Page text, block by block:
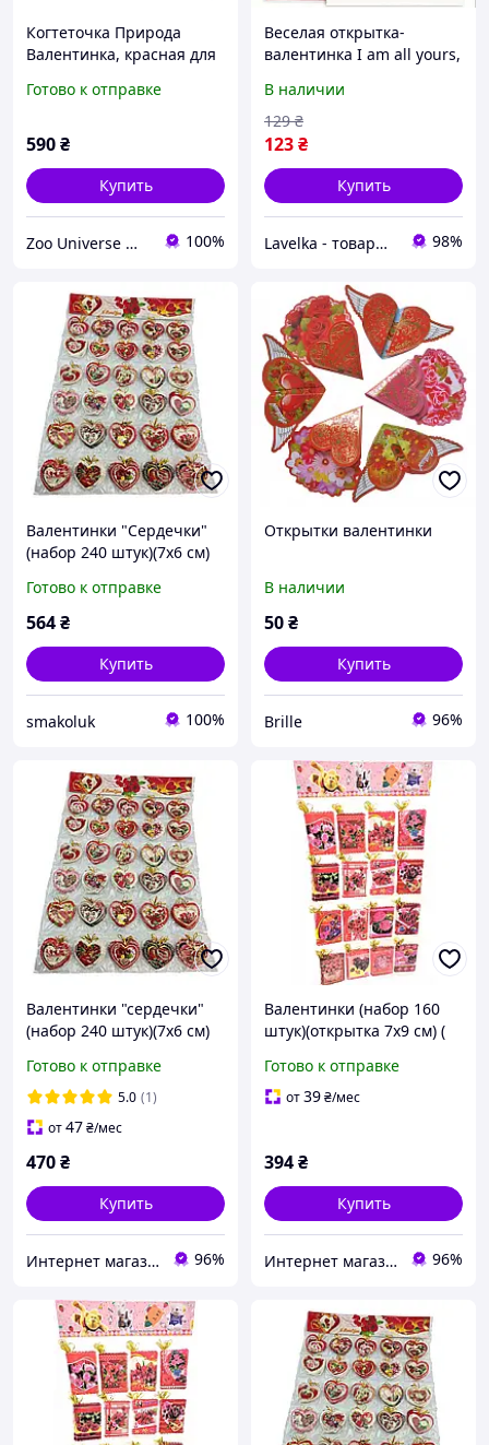
Когтеточка Природа
Валентинка, красная для
Готово к отправке
590₴
Купить
Zoo Universe — зоотовари для домашніх улюбленців 100%
Веселая открытка-
валентинка I am all yours,
В наличии
123₴
129 ₴
Купить
Lavelka - товары для удовольствия 98%
Валентинки "Сердечки"
(набор 240 штук)(7х6 см)
Готово к отправке
564₴
Купить
smakoluk 100%
Открытки валентинки
В наличии
50₴
Купить
Brille 96%
Валентинки "сердечки"
(набор 240 штук)(7х6 см)
Готово к отправке
5.0 (1)
от47₴/мес
470₴
Купить
Интернет магазин Мир подарков 96%
Валентинки (набор 160
штук)(открытка 7х9 см) (
Готово к отправке
от39₴/мес
394₴
Купить
Интернет магазин Мир подарков 96%